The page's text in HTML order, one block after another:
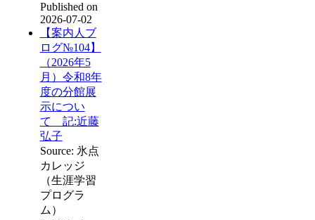
Published on
2026-07-02
【案内人ブ
ログ№104】
（2026年5
月）令和8年
度の分館展
示につい
て 記:近藤
弘子
Source: 氷点
カレッジ
（生涯学習
プログラ
ム）